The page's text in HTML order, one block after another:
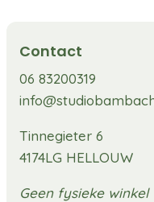
Contact
06 83200319
Tinnegieter 6
4174LG HELLOUW
Geen fysieke winkel